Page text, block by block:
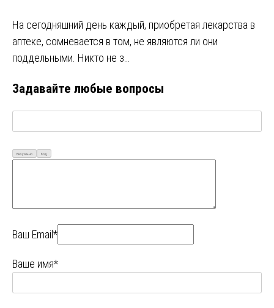
На сегодняшний день каждый, приобретая лекарства в
аптеке, сомневается в том, не являются ли они
поддельными. Никто не з…
Задавайте любые вопросы
Визуально Код
Ваш Email*
Ваше имя*